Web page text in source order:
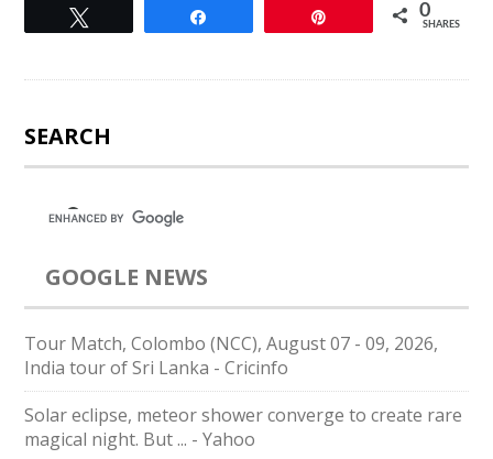
0
SHARES
SEARCH
GOOGLE NEWS
Tour Match, Colombo (NCC), August 07 - 09, 2026,
India tour of Sri Lanka - Cricinfo
Solar eclipse, meteor shower converge to create rare
magical night. But ... - Yahoo